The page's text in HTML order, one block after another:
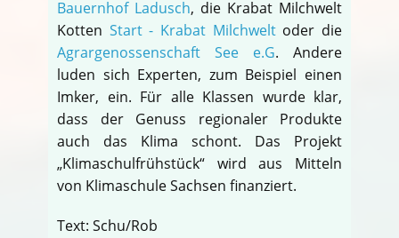
Bauernhof Ladusch, die Krabat Milchwelt
Kotten Start - Krabat Milchweltoder die
Agrargenossenschaft See e.G. Andere
luden sich Experten, zum Beispiel einen
Imker, ein. Für alle Klassen wurde klar,
dass der Genuss regionaler Produkte
auch das Klima schont. Das Projekt
„Klimaschulfrühstück“ wird aus Mitteln
von Klimaschule Sachsen finanziert.
Text: Schu/Rob